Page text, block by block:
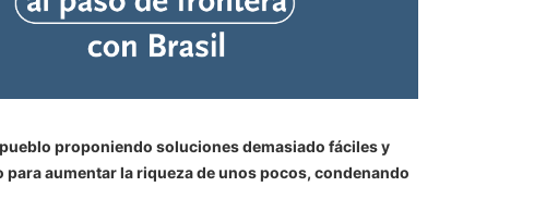
proponiendo soluciones demasiado fáciles y
aumentar la riqueza de unos pocos, condenando